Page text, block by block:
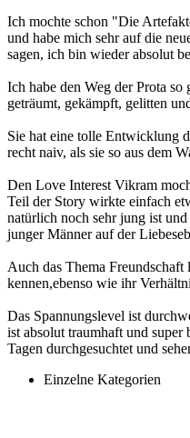
Ich mochte schon "Die
und habe mich sehr auf die
sagen, ich bin wieder absolut
Ich habe den Weg der Prota
geträumt, gekämpft, gelitten
Sie hat eine tolle Entwicklung
recht naiv, als sie so aus dem
Den Love Interest Vikram
Teil der Story wirkte einfach
natürlich noch sehr jung ist
junger Männer auf der
Auch das Thema Freundschaft
kennen,ebenso wie ihr
Das Spannungslevel ist
ist absolut traumhaft und super
Tagen durchgesuchtet und
Einzelne Kategorien